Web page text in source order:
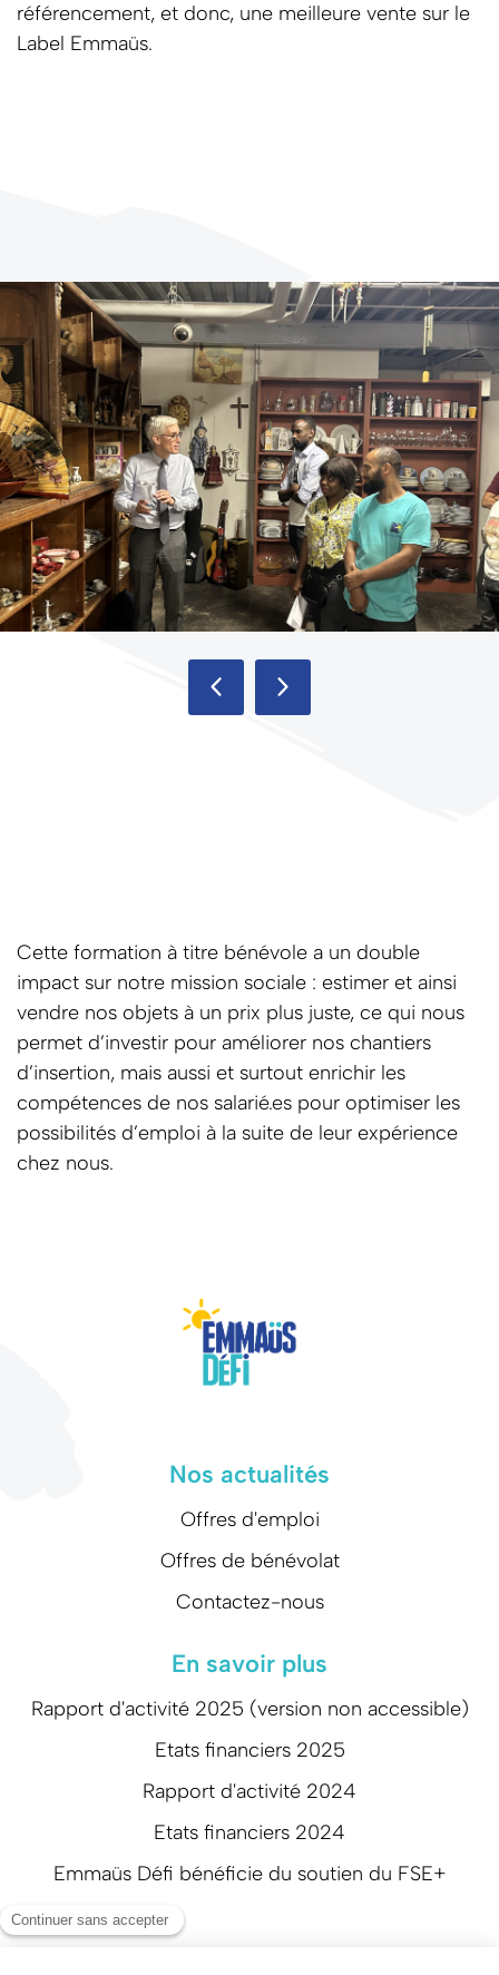
référencement, et donc, une meilleure vente sur le
Label Emmaüs.
Cette formation à titre bénévole a un double
impact sur notre mission sociale : estimer et ainsi
vendre nos objets à un prix plus juste, ce qui nous
permet d’investir pour améliorer nos chantiers
d’insertion, mais aussi et surtout enrichir les
compétences de nos salarié.es pour optimiser les
possibilités d’emploi à la suite de leur expérience
chez nous.
Nos actualités
Offres d'emploi
Offres de bénévolat
Contactez-nous
En savoir plus
Rapport d'activité 2025 (version non accessible)
Etats financiers 2025
Rapport d'activité 2024
Etats financiers 2024
Emmaüs Défi bénéficie du soutien du FSE+